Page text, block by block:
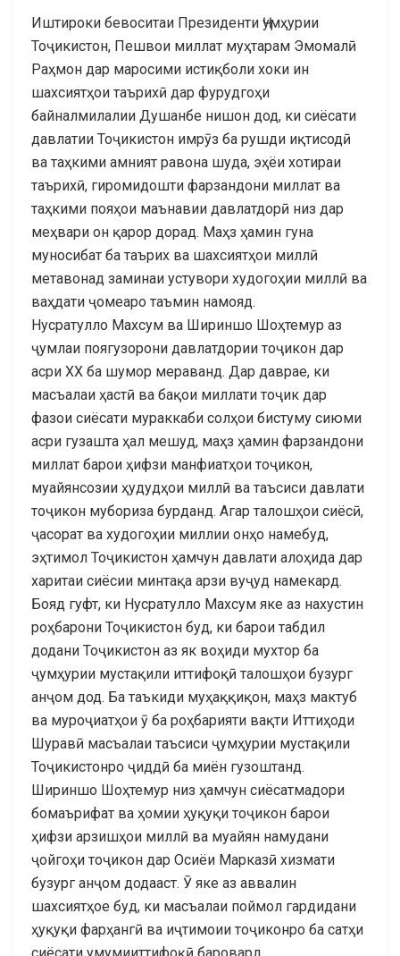
Иштироки бевоситаи Президенти Ҷумҳурии
Тоҷикистон, Пешвои миллат муҳтарам Эмомалӣ
Раҳмон дар маросими истиқболи хоки ин
шахсиятҳои таърихӣ дар фурудгоҳи
байналмилалии Душанбе нишон дод, ки сиёсати
давлатии Тоҷикистон имрӯз ба рушди иқтисодӣ
ва таҳкими амният равона шуда, эҳёи хотираи
таърихӣ, гиромидошти фарзандони миллат ва
таҳкими пояҳои маънавии давлатдорӣ низ дар
меҳвари он қарор дорад. Маҳз ҳамин гуна
муносибат ба таърих ва шахсиятҳои миллӣ
метавонад заминаи устувори худогоҳии миллӣ ва
ваҳдати ҷомеаро таъмин намояд.
Нусратулло Махсум ва Шириншо Шоҳтемур аз
ҷумлаи поягузорони давлатдории тоҷикон дар
асри ХХ ба шумор мераванд. Дар даврае, ки
масъалаи ҳастӣ ва бақои миллати тоҷик дар
фазои сиёсати мураккаби солҳои бистуму сиюми
асри гузашта ҳал мешуд, маҳз ҳамин фарзандони
миллат барои ҳифзи манфиатҳои тоҷикон,
муайянсозии ҳудудҳои миллӣ ва таъсиси давлати
тоҷикон мубориза бурданд. Агар талошҳои сиёсӣ,
ҷасорат ва худогоҳии миллии онҳо намебуд,
эҳтимол Тоҷикистон ҳамчун давлати алоҳида дар
харитаи сиёсии минтақа арзи вуҷуд намекард.
Бояд гуфт, ки Нусратулло Махсум яке аз нахустин
роҳбарони Тоҷикистон буд, ки барои табдил
додани Тоҷикистон аз як воҳиди мухтор ба
ҷумҳурии мустақили иттифоқӣ талошҳои бузург
анҷом дод. Ба таъкиди муҳаққиқон, маҳз мактуб
ва муроҷиатҳои ӯ ба роҳбарияти вақти Иттиҳоди
Шуравӣ масъалаи таъсиси ҷумҳурии мустақили
Тоҷикистонро ҷиддӣ ба миён гузоштанд.
Шириншо Шоҳтемур низ ҳамчун сиёсатмадори
бомаърифат ва ҳомии ҳуқуқи тоҷикон барои
ҳифзи арзишҳои миллӣ ва муайян намудани
ҷойгоҳи тоҷикон дар Осиёи Марказӣ хизмати
бузург анҷом додааст. Ӯ яке аз аввалин
шахсиятҳое буд, ки масъалаи поймол гардидани
ҳуқуқи фарҳангӣ ва иҷтимоии тоҷиконро ба сатҳи